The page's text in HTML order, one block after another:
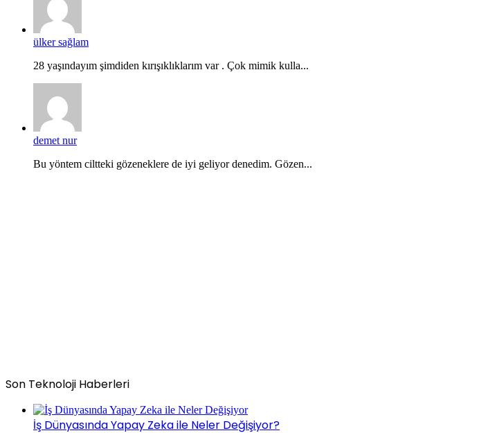
ülker sağlam
28 yaşındayım şimdiden kırışıklıklarım var . Çok mimik kulla...
demet nur
Bu yöntem ciltteki gözeneklere de iyi geliyor denedim. Gözen...
Son Teknoloji Haberleri
İş Dünyasında Yapay Zeka ile Neler Değişiyor?